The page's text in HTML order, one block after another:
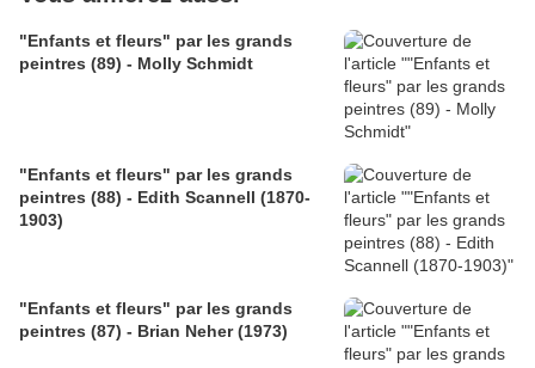
"Enfants et fleurs" par les grands
peintres (89) - Molly Schmidt
"Enfants et fleurs" par les grands
peintres (88) - Edith Scannell (1870-
1903)
"Enfants et fleurs" par les grands
peintres (87) - Brian Neher (1973)